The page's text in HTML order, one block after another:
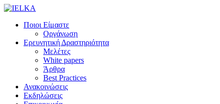
Ποιοι Είμαστε
Οργάνωση
Ερευνητική Δραστηριότητα
Μελέτες
White papers
Άρθρα
Best Practices
Ανακοινώσεις
Εκδηλώσεις